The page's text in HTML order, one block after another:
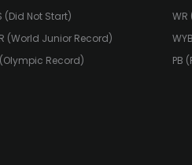
(Did Not Start) WR
(World Junior Record)
(Olympic Record) PB